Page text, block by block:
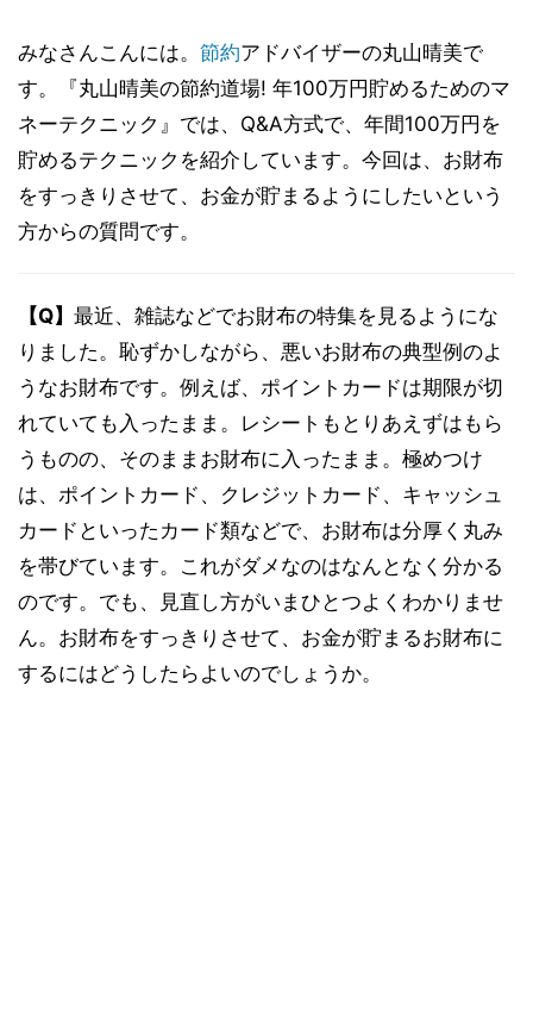
みなさんこんには。 節約アドバイザーの丸山晴美で
す。『丸山晴美の節約道場! 年100万円貯めるためのマ
ネーテクニック』では、Q&A方式で、年間100万円を
貯めるテクニックを紹介しています。今回は、お財布
をすっきりさせて、お金が貯まるようにしたいという
方からの質問です。
【Q】 最近、雑誌などでお財布の特集を見るようにな
りました。恥ずかしながら、悪いお財布の典型例のよ
うなお財布です。例えば、ポイントカードは期限が切
れていても入ったまま。レシートもとりあえずはもら
うものの、そのままお財布に入ったまま。極めつけ
は、ポイントカード、クレジットカード、キャッシュ
カードといったカード類などで、お財布は分厚く丸み
を帯びています。これがダメなのはなんとなく分かる
のです。でも、見直し方がいまひとつよくわかりませ
ん。お財布をすっきりさせて、お金が貯まるお財布に
するにはどうしたらよいのでしょうか。